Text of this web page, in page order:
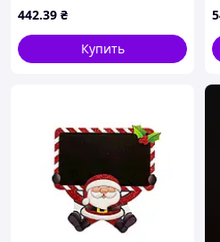
STENSON
442.39 ₴
Купить